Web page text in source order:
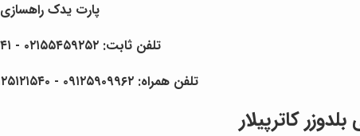
پارت یدک راهسازی
تلفن ثابت: ۰۲۱۵۵۴۵۹۲۵۲ - ۰۲۱۵۵۴۵۹۲۴۱
تلفن همراه: ۰۹۱۲۵۹۰۹۹۶۲ - ۰۹۱۲۵۱۲۱۵۴۰ - ۰۹۱۲۶۹۳۱۶۶۷
کاترپیلار